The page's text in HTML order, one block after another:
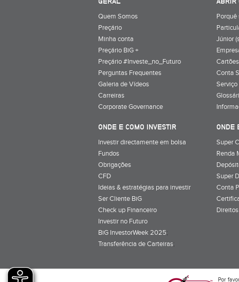
Quem Somos
Preçário
Minha conta
Preçário BiG +
Preçário #Investe_no_Futuro
Perguntas Frequentes
Galeria de Vídeos
Carreiras
Corporate Governance
Porquê
Júnior
Cartões
Conta
ONDE E COMO INVESTIR
Investir directamente em bolsa
Fundos
Obrigações
CFD
Ideias & estratégias para investir
Ser Cliente BiG
Check up Financeiro
Investir no Futuro
BiG InvestorWeek 2025;
Transferência de Carteiras;
ONDE
Super
Renda
Super
Conta
Por